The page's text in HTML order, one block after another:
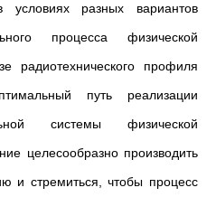
условиях разных вариантов
процесса физической
радиотехнического профиля
путь реализации
системы физической
целесообразно производить
и стремиться, чтобы процесс